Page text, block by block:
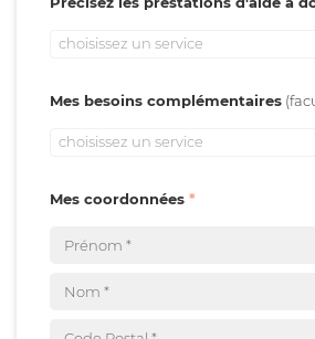
choisissez un service
Mes besoins complémentaires
choisissez un service
Mes coordonnées